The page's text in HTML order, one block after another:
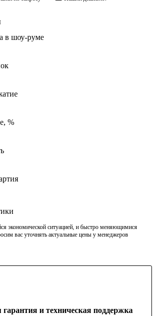
в шоу-руме
%
экономической ситуацией, и быстро меняющимися
вас уточнять актуальные цены у менеджеров
и техническая поддержка